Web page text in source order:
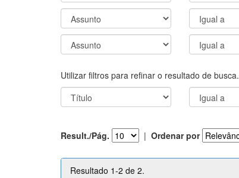
Utilizar filtros para refinar o resultado de busca.
Result./Pág. | Ordenar por
Resultado 1-2 de 2.